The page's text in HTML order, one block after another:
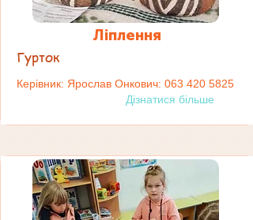
Ліплення
Гурток
Керівник: Ярослав Онкович: 063 420 5825
Дізнатися більше